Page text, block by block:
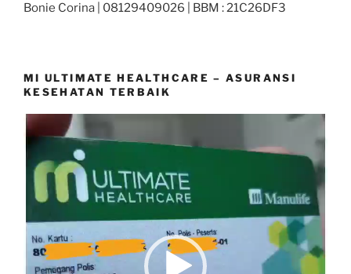
Bonie Corina | 08129409026 | BBM : 21C26DF3
MI ULTIMATE HEALTHCARE – ASURANSI
KESEHATAN TERBAIK
Video
Player